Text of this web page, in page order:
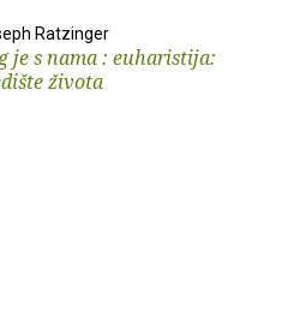
Ratzinger
je s nama : euharistija:
života